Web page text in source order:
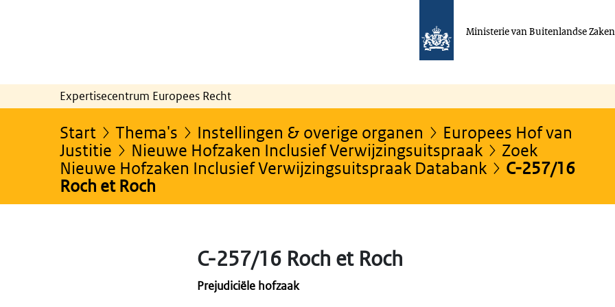
Ministerie van Buitenlandse Zaken
Expertisecentrum Europees Recht
Start Thema's Instellingen & overige organen
Europees Hof van
Justitie
Nieuwe Hofzaken Inclusief Verwijzingsuitspraak
Zoek
Nieuwe Hofzaken Inclusief Verwijzingsuitspraak Databank
C-257/16
Roch et Roch
C-257/16 Roch et Roch
Prejudiciële hofzaak